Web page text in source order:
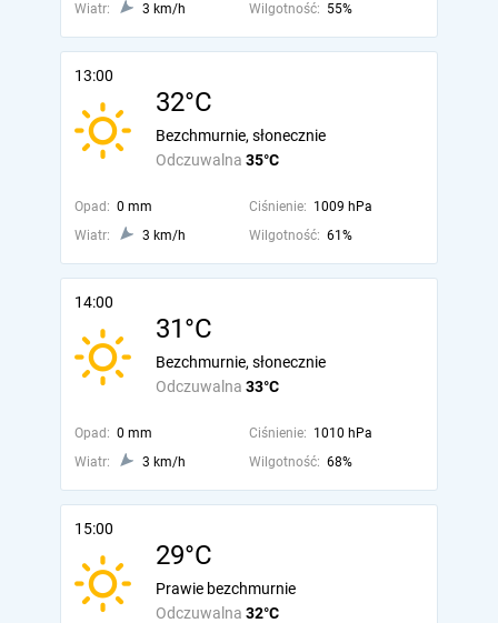
Wiatr:
3 km/h Wilgotność: 55%
13:00
32°C
Odczuwalna 35°C
Bezchmurnie, słonecznie
Opad: 0 mm Ciśnienie: 1009 hPa
Wiatr:
3 km/h Wilgotność: 61%
14:00
31°C
Odczuwalna 33°C
Bezchmurnie, słonecznie
Opad: 0 mm Ciśnienie: 1010 hPa
Wiatr:
3 km/h Wilgotność: 68%
15:00
29°C
Odczuwalna 32°C
Prawie bezchmurnie